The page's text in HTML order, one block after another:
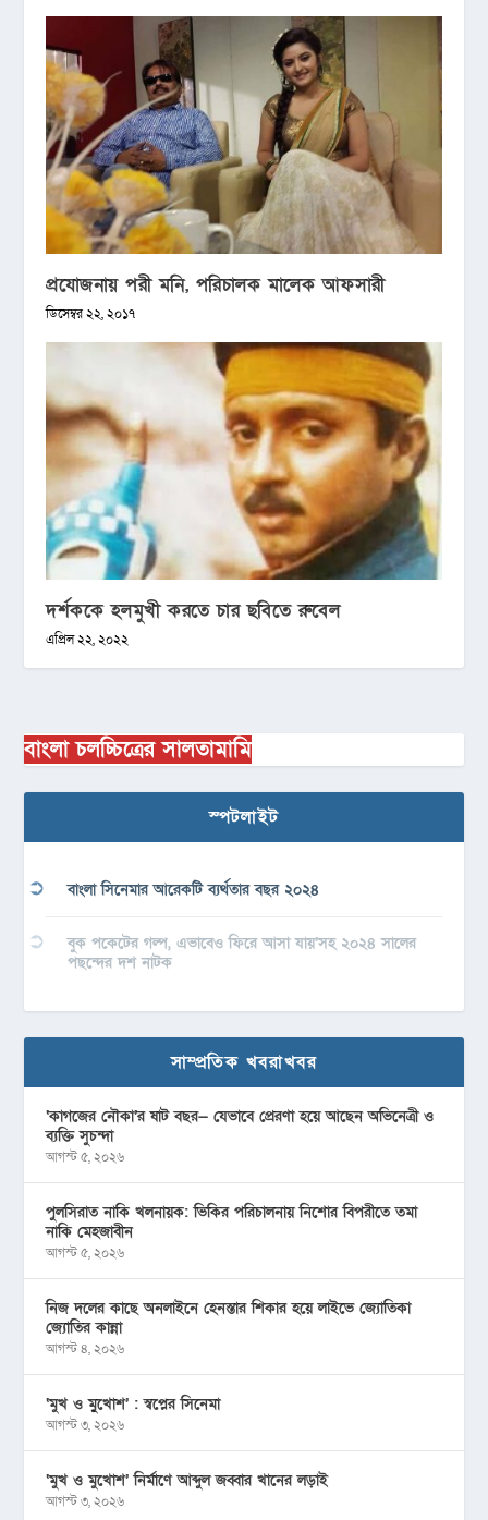
প্রযোজনায় পরী মনি, পরিচালক মালেক আফসারী
ডিসেম্বর ২২, ২০১৭
দর্শককে হলমুখী করতে চার ছবিতে রুবেল
এপ্রিল ২২, ২০২২
বাংলা চলচ্চিত্রের সালতামামি
স্পটলাইট
বাংলা সিনেমার আরেকটি ব্যর্থতার বছর ২০২৪
বুক পকেটের গল্প, এভাবেও ফিরে আসা যায়’সহ ২০২৪ সালের
পছন্দের দশ নাটক
সাম্প্রতিক খবরাখবর
‘কাগজের নৌকা’র ষাট বছর— যেভাবে প্রেরণা হয়ে আছেন অভিনেত্রী ও
ব্যক্তি সুচন্দা
আগস্ট ৫, ২০২৬
পুলসিরাত নাকি খলনায়ক: ভিকির পরিচালনায় নিশোর বিপরীতে তমা
নাকি মেহজাবীন
আগস্ট ৫, ২০২৬
নিজ দলের কাছে অনলাইনে হেনস্তার শিকার হয়ে লাইভে জ্যোতিকা
জ্যোতির কান্না
আগস্ট ৪, ২০২৬
‘মুখ ও মু্খোশ’ : স্বপ্নের সিনেমা
আগস্ট ৩, ২০২৬
‘মুখ ও মুখোশ’ নির্মাণে আব্দুল জব্বার খানের লড়াই
আগস্ট ৩, ২০২৬